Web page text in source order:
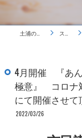
土浦の塗装は株式会社奥広 スタッフ紹介
4月開催 『あ
極意』 コロナ
にて開催させて
2022/03/26